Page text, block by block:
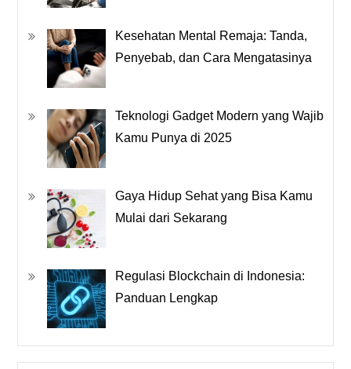
Kesehatan Mental Remaja: Tanda,
Penyebab, dan Cara Mengatasinya
Teknologi Gadget Modern yang Wajib
Kamu Punya di 2025
Gaya Hidup Sehat yang Bisa Kamu
Mulai dari Sekarang
Regulasi Blockchain di Indonesia:
Panduan Lengkap